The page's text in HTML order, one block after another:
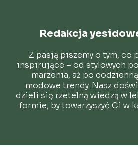
Redakcja
Z pasją piszemy o tym, co
inspirujące – od stylowych
marzenia, aż po
modowe trendy. Nasz
dzieli się rzetelną wiedzą w
formie, by towarzyszyć Ci w